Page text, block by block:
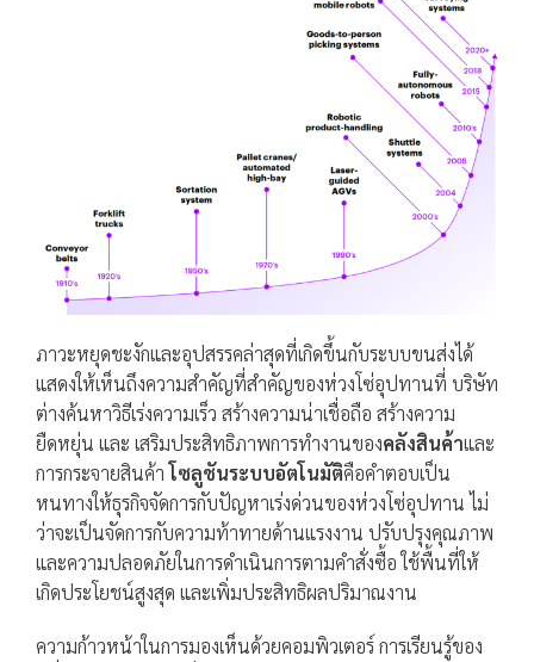
ภาวะหยุดชะงักและอุปสรรคล่าสุดที่เกิดขึ้นกับระบบขนส่งได้
แสดงให้เห็นถึงความสำคัญที่สำคัญของห่วงโซ่อุปทานที่ บริษัท
ต่างค้นหาวิธีเร่งความเร็ว สร้างความน่าเชื่อถือ สร้างความ
ยืดหยุ่น และ เสริมประสิทธิภาพการทำงานของคลังสินค้าและ
การกระจายสินค้า โซลูชันระบบอัตโนมัติคือคำตอบเป็น
หนทางให้ธุรกิจจัดการกับปัญหาเร่งด่วนของห่วงโซ่อุปทาน ไม่
ว่าจะเป็นจัดการกับความท้าทายด้านแรงงาน ปรับปรุงคุณภาพ
และความปลอดภัยในการดำเนินการตามคำสั่งซื้อ ใช้พื้นที่ให้
เกิดประโยชน์สูงสุด และเพิ่มประสิทธิผลปริมาณงาน
ความก้าวหน้าในการมองเห็นด้วยคอมพิวเตอร์ การเรียนรู้ของ